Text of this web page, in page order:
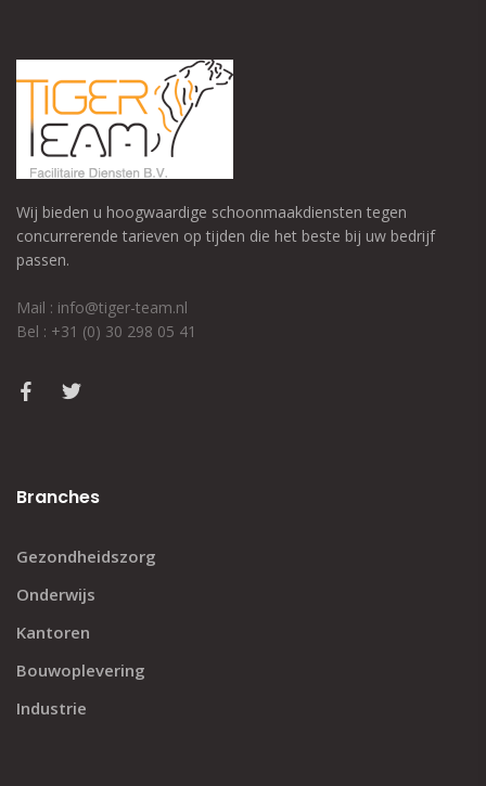
Wij bieden u hoogwaardige schoonmaakdiensten tegen
concurrerende tarieven op tijden die het beste bij uw bedrijf
passen.
Mail : info@tiger-team.nl
Bel : +31 (0) 30 298 05 41
Branches
Gezondheidszorg
Onderwijs
Kantoren
Bouwoplevering
Industrie